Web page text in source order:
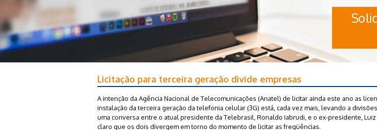
Licitação para terceira geração divide empresas
A intenção da Agência Nacional de Telecomunicações (Anatel) de licitar ainda este ano as
instalação da terceira geração da telefonia celular (3G) está, cada vez mais, levando a
uma conversa entre o atual presidente da Telebrasil, Ronaldo Iabrudi, e o ex-presidente, Luiz
claro que os dois divergem em torno do momento de licitar as freqüências.